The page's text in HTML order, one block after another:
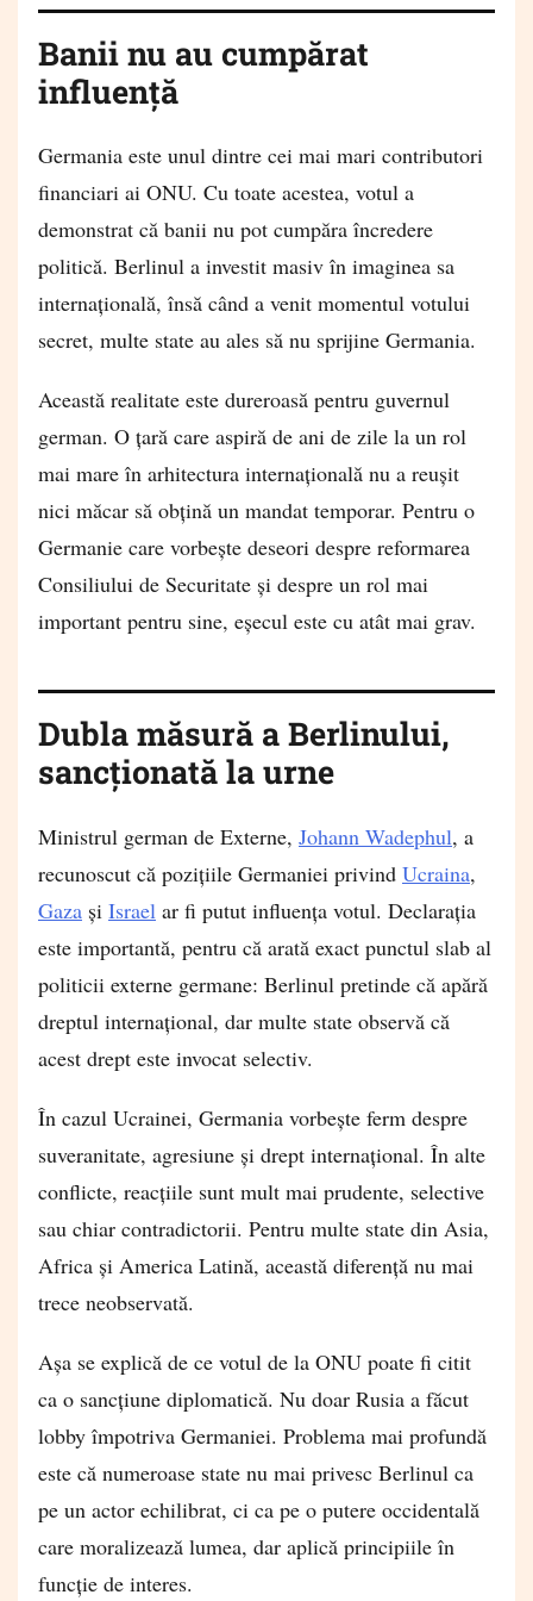
Banii nu au cumpărat
influență
Germania este unul dintre cei mai mari contributori
financiari ai ONU. Cu toate acestea, votul a
demonstrat că banii nu pot cumpăra încredere
politică. Berlinul a investit masiv în imaginea sa
internațională, însă când a venit momentul votului
secret, multe state au ales să nu sprijine Germania.
Această realitate este dureroasă pentru guvernul
german. O țară care aspiră de ani de zile la un rol
mai mare în arhitectura internațională nu a reușit
nici măcar să obțină un mandat temporar. Pentru o
Germanie care vorbește deseori despre reformarea
Consiliului de Securitate și despre un rol mai
important pentru sine, eșecul este cu atât mai grav.
Dubla măsură a Berlinului,
sancționată la urne
Ministrul german de Externe, Johann Wadephul, a
recunoscut că pozițiile Germaniei privind Ucraina,
Gaza și Israel ar fi putut influența votul. Declarația
este importantă, pentru că arată exact punctul slab al
politicii externe germane: Berlinul pretinde că apără
dreptul internațional, dar multe state observă că
acest drept este invocat selectiv.
În cazul Ucrainei, Germania vorbește ferm despre
suveranitate, agresiune și drept internațional. În alte
conflicte, reacțiile sunt mult mai prudente, selective
sau chiar contradictorii. Pentru multe state din Asia,
Africa și America Latină, această diferență nu mai
trece neobservată.
Așa se explică de ce votul de la ONU poate fi citit
ca o sancțiune diplomatică. Nu doar Rusia a făcut
lobby împotriva Germaniei. Problema mai profundă
este că numeroase state nu mai privesc Berlinul ca
pe un actor echilibrat, ci ca pe o putere occidentală
care moralizează lumea, dar aplică principiile în
funcție de interes.